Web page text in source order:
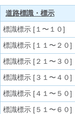
道路標識・標示
標識標示 [１〜１０]
標識標示 [１１〜２０]
標識標示 [２１〜３０]
標識標示 [３１〜４０]
標識標示 [４１〜５０]
標識標示 [５１〜６０]